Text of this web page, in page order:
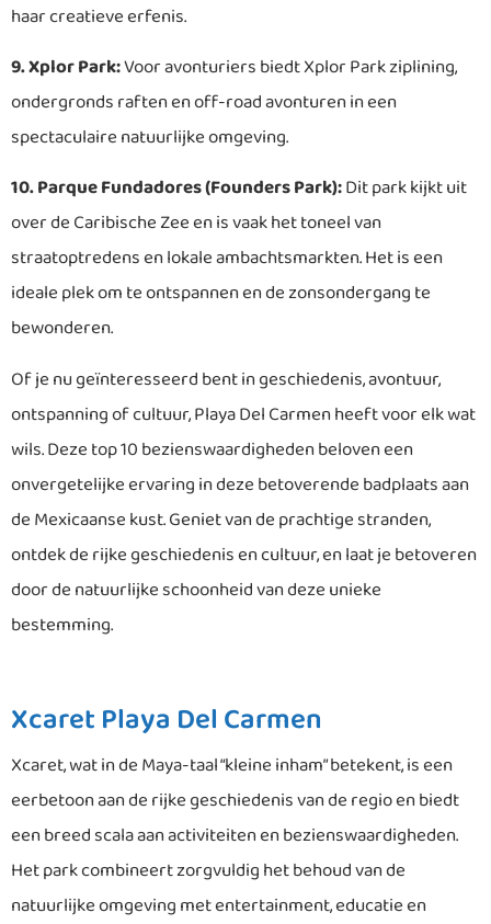
haar creatieve erfenis.
9. Xplor Park:Voor avonturiers biedt Xplor Park ziplining,
ondergronds raften en off-road avonturen in een
spectaculaire natuurlijke omgeving.
10. Parque Fundadores (Founders Park):Dit park kijkt uit
over de Caribische Zee en is vaak het toneel van
straatoptredens en lokale ambachtsmarkten. Het is een
ideale plek om te ontspannen en de zonsondergang te
bewonderen.
Of je nu geïnteresseerd bent in geschiedenis, avontuur,
ontspanning of cultuur, Playa Del Carmen heeft voor elk wat
wils. Deze top 10 bezienswaardigheden beloven een
onvergetelijke ervaring in deze betoverende badplaats aan
de Mexicaanse kust. Geniet van de prachtige stranden,
ontdek de rijke geschiedenis en cultuur, en laat je betoveren
door de natuurlijke schoonheid van deze unieke
bestemming.
Xcaret Playa Del Carmen
Xcaret, wat in de Maya-taal “kleine inham” betekent, is een
eerbetoon aan de rijke geschiedenis van de regio en biedt
een breed scala aan activiteiten en bezienswaardigheden.
Het park combineert zorgvuldig het behoud van de
natuurlijke omgeving met entertainment, educatie en